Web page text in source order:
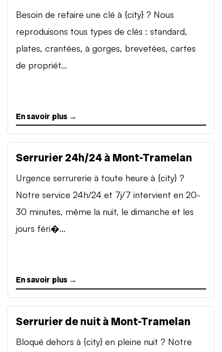
Besoin de refaire une clé à {city} ? Nous
reproduisons tous types de clés : standard,
plates, crantées, à gorges, brevetées, cartes
de propriét...
En savoir plus →
Serrurier 24h/24 à Mont-Tramelan
Urgence serrurerie à toute heure à {city} ?
Notre service 24h/24 et 7j/7 intervient en 20-
30 minutes, même la nuit, le dimanche et les
jours féri�...
En savoir plus →
Serrurier de nuit à Mont-Tramelan
Bloqué dehors à {city} en pleine nuit ? Notre